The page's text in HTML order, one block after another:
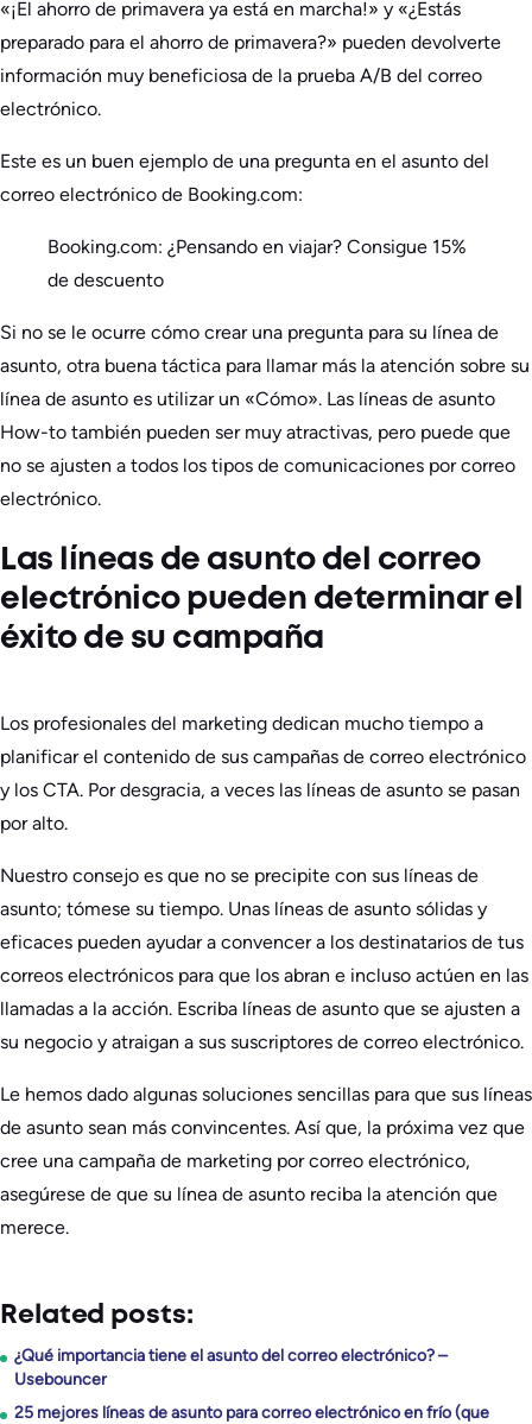
«¡El ahorro de primavera ya está en marcha!» y «¿Estás
preparado para el ahorro de primavera?» pueden devolverte
información muy beneficiosa de la prueba A/B del correo
electrónico.
Este es un buen ejemplo de una pregunta en el asunto del
correo electrónico de Booking.com:
Booking.com: ¿Pensando en viajar? Consigue 15%
de descuento
Si no se le ocurre cómo crear una pregunta para su línea de
asunto, otra buena táctica para llamar más la atención sobre su
línea de asunto es utilizar un «Cómo». Las líneas de asunto
How-to también pueden ser muy atractivas, pero puede que
no se ajusten a todos los tipos de comunicaciones por correo
electrónico.
Las líneas de asunto del correo
electrónico pueden determinar el
éxito de su campaña
Los profesionales del marketing dedican mucho tiempo a
planificar el contenido de sus campañas de correo electrónico
y los CTA. Por desgracia, a veces las líneas de asunto se pasan
por alto.
Nuestro consejo es que no se precipite con sus líneas de
asunto; tómese su tiempo. Unas líneas de asunto sólidas y
eficaces pueden ayudar a convencer a los destinatarios de tus
correos electrónicos para que los abran e incluso actúen en las
llamadas a la acción. Escriba líneas de asunto que se ajusten a
su negocio y atraigan a sus suscriptores de correo electrónico.
Le hemos dado algunas soluciones sencillas para que sus líneas
de asunto sean más convincentes. Así que, la próxima vez que
cree una campaña de marketing por correo electrónico,
asegúrese de que su línea de asunto reciba la atención que
merece.
Related posts:
¿Qué importancia tiene el asunto del correo electrónico? –
Usebouncer
25 mejores líneas de asunto para correo electrónico en frío (que